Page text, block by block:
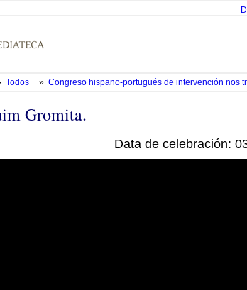
Todos » Congreso hispano-portugués de intervención nos
Gromita.
Data de celebración: